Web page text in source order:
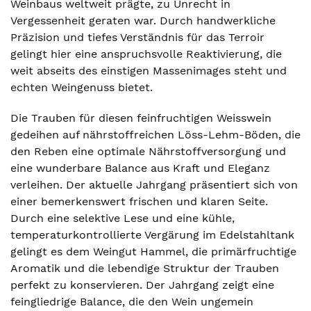
Weinbaus weltweit prägte, zu Unrecht in
Vergessenheit geraten war. Durch handwerkliche
Präzision und tiefes Verständnis für das Terroir
gelingt hier eine anspruchsvolle Reaktivierung, die
weit abseits des einstigen Massenimages steht und
echten Weingenuss bietet.
Die Trauben für diesen feinfruchtigen Weisswein
gedeihen auf nährstoffreichen Löss-Lehm-Böden, die
den Reben eine optimale Nährstoffversorgung und
eine wunderbare Balance aus Kraft und Eleganz
verleihen. Der aktuelle Jahrgang präsentiert sich von
einer bemerkenswert frischen und klaren Seite.
Durch eine selektive Lese und eine kühle,
temperaturkontrollierte Vergärung im Edelstahltank
gelingt es dem Weingut Hammel, die primärfruchtige
Aromatik und die lebendige Struktur der Trauben
perfekt zu konservieren. Der Jahrgang zeigt eine
feingliedrige Balance, die den Wein ungemein